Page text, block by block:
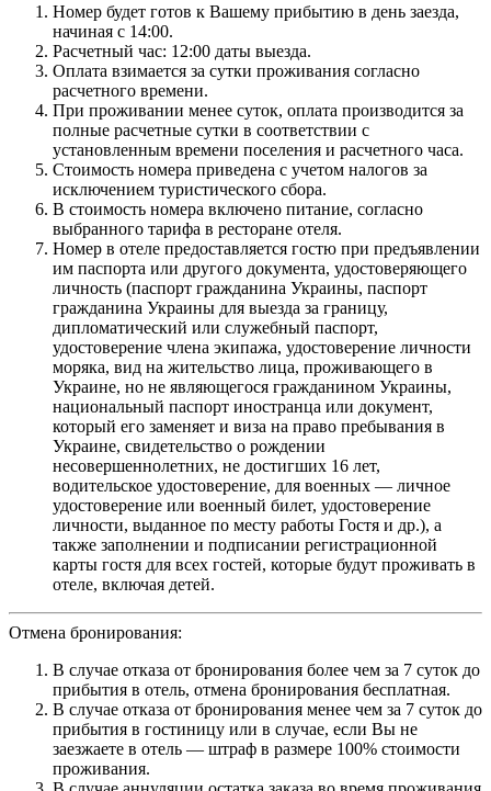
Номер будет готов к Вашему прибытию в день заезда,
начиная с 14:00.
Расчетный час: 12:00 даты выезда.
Оплата взимается за сутки проживания согласно
расчетного времени.
При проживании менее суток, оплата производится за
полные расчетные сутки в соответствии с
установленным времени поселения и расчетного часа.
Стоимость номера приведена с учетом налогов за
исключением туристического сбора.
В стоимость номера включено питание, согласно
выбранного тарифа в ресторане отеля.
Номер в отеле предоставляется гостю при предъявлении
им паспорта или другого документа, удостоверяющего
личность (паспорт гражданина Украины, паспорт
гражданина Украины для выезда за границу,
дипломатический или служебный паспорт,
удостоверение члена экипажа, удостоверение личности
моряка, вид на жительство лица, проживающего в
Украине, но не являющегося гражданином Украины,
национальный паспорт иностранца или документ,
который его заменяет и виза на право пребывания в
Украине, свидетельство о рождении
несовершеннолетних, не достигших 16 лет,
водительское удостоверение, для военных — личное
удостоверение или военный билет, удостоверение
личности, выданное по месту работы Гостя и др.), а
также заполнении и подписании регистрационной
карты гостя для всех гостей, которые будут проживать в
отеле, включая детей.
Отмена бронирования:
В случае отказа от бронирования более чем за 7 суток до
прибытия в отель, отмена бронирования бесплатная.
В случае отказа от бронирования менее чем за 7 суток до
прибытия в гостиницу или в случае, если Вы не
заезжаете в отель — штраф в размере 100% стоимости
проживания.